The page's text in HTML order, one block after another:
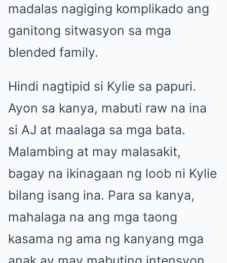
madalas nagiging komplikado ang
ganitong sitwasyon sa mga
blended family.
Hindi nagtipid si Kylie sa papuri.
Ayon sa kanya, mabuti raw na ina
si AJ at maalaga sa mga bata.
Malambing at may malasakit,
bagay na ikinagaan ng loob ni Kylie
bilang isang ina. Para sa kanya,
mahalaga na ang mga taong
kasama ng ama ng kanyang mga